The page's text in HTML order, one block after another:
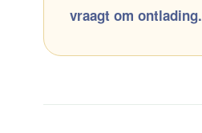
vraagt om ontlading.